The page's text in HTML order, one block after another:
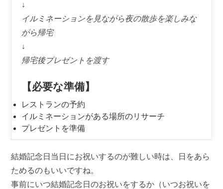
↓
イルミネーションを見ながら夜の散歩を楽しみな
がら帰宅
↓
帰宅後プレゼントを渡す
【必要な準備】
レストランの予約
イルミネーションがある場所のリサーチ
プレゼントを準備
結婚記念日当日にお祝いするのが難しい時は、日をあら
ためるのもいいですね。
事前にいつ結婚記念日のお祝いをするか（いつお祝いを